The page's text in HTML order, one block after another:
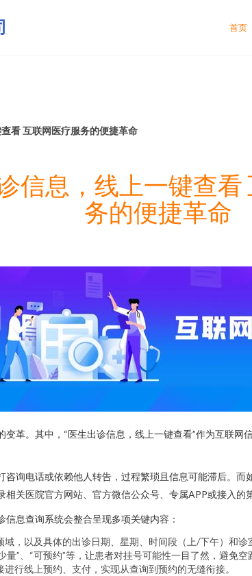
首页
看 互联网医疗服务的便捷革命
信息，线上一键查看
务的便捷革命
革。其中，“医生出诊信息，线上一键查看”作为互联
询电话或依赖他人转告，过程繁琐且信息可能滞后。
关医院官方网站、官方微信公众号、专属APP或接入的
息查询系统会整合呈现多项关键内容：
，以及具体的出诊日期、星期、时间段（上/下午）和诊
量”、“可预约”等，让患者对挂号可能性一目了然，避免空
行线上预约、支付，实现从查询到预约的无缝衔接。